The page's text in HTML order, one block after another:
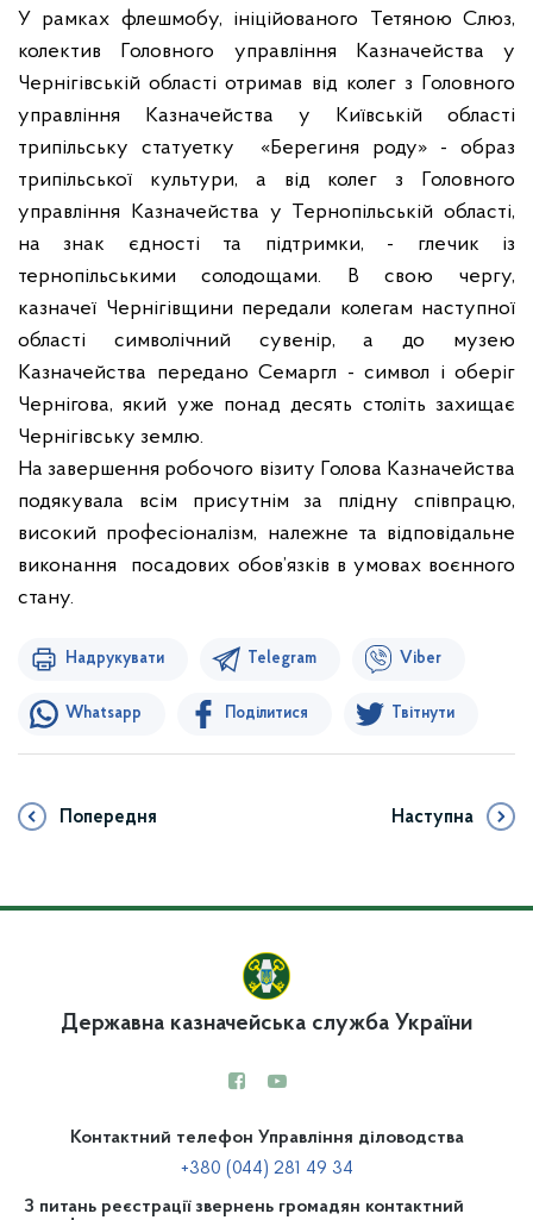
У рамках флешмобу, ініційованого Тетяною Слюз,
колектив Головного управління Казначейства у
Чернігівській області отримав від колег з Головного
управління Казначейства у Київській області
трипільську статуетку «Берегиня роду» - образ
трипільської культури, а від колег з Головного
управління Казначейства у Тернопільській області,
на знак єдності та підтримки, - глечик із
тернопільськими солодощами. В свою чергу,
казначеї Чернігівщини передали колегам наступної
області символічний сувенір, а до музею
Казначейства передано Семаргл - символ і оберіг
Чернігова, який уже понад десять століть захищає
Чернігівську землю.
На завершення робочого візиту Голова Казначейства
подякувала всім присутнім за плідну співпрацю,
високий професіоналізм, належне та відповідальне
виконання посадових обов’язків в умовах воєнного
стану.
Надрукувати Telegram Viber
Whatsapp Поділитися Твітнути
Попередня Наступна
Державна казначейська служба України
Контактний телефон Управління діловодства
+380 (044) 281 49 34
З питань реєстрації звернень громадян контактний